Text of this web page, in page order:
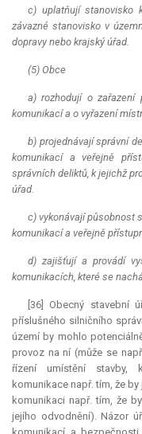
c) uplatňují stanovisko
závazné stanovisko v
dopravy nebo krajský úřad.
(5) Obce
a) rozhodují o zařazení
komunikací a o vyřazení
b) projednávají správní
komunikací a veřejně
správních deliktů, k jejichž
úřad.
c) vykonávají působnost
komunikací a veřejně
d) zajišťují a provádí
komunikacích, které se
[36] Obecný stavební
příslušného silničního
území by mohlo
provoz na ní (může se
řízení umístění stavby,
komunikace např. tím, že
komunikaci např. tím, že
jejího odvodnění). Názor